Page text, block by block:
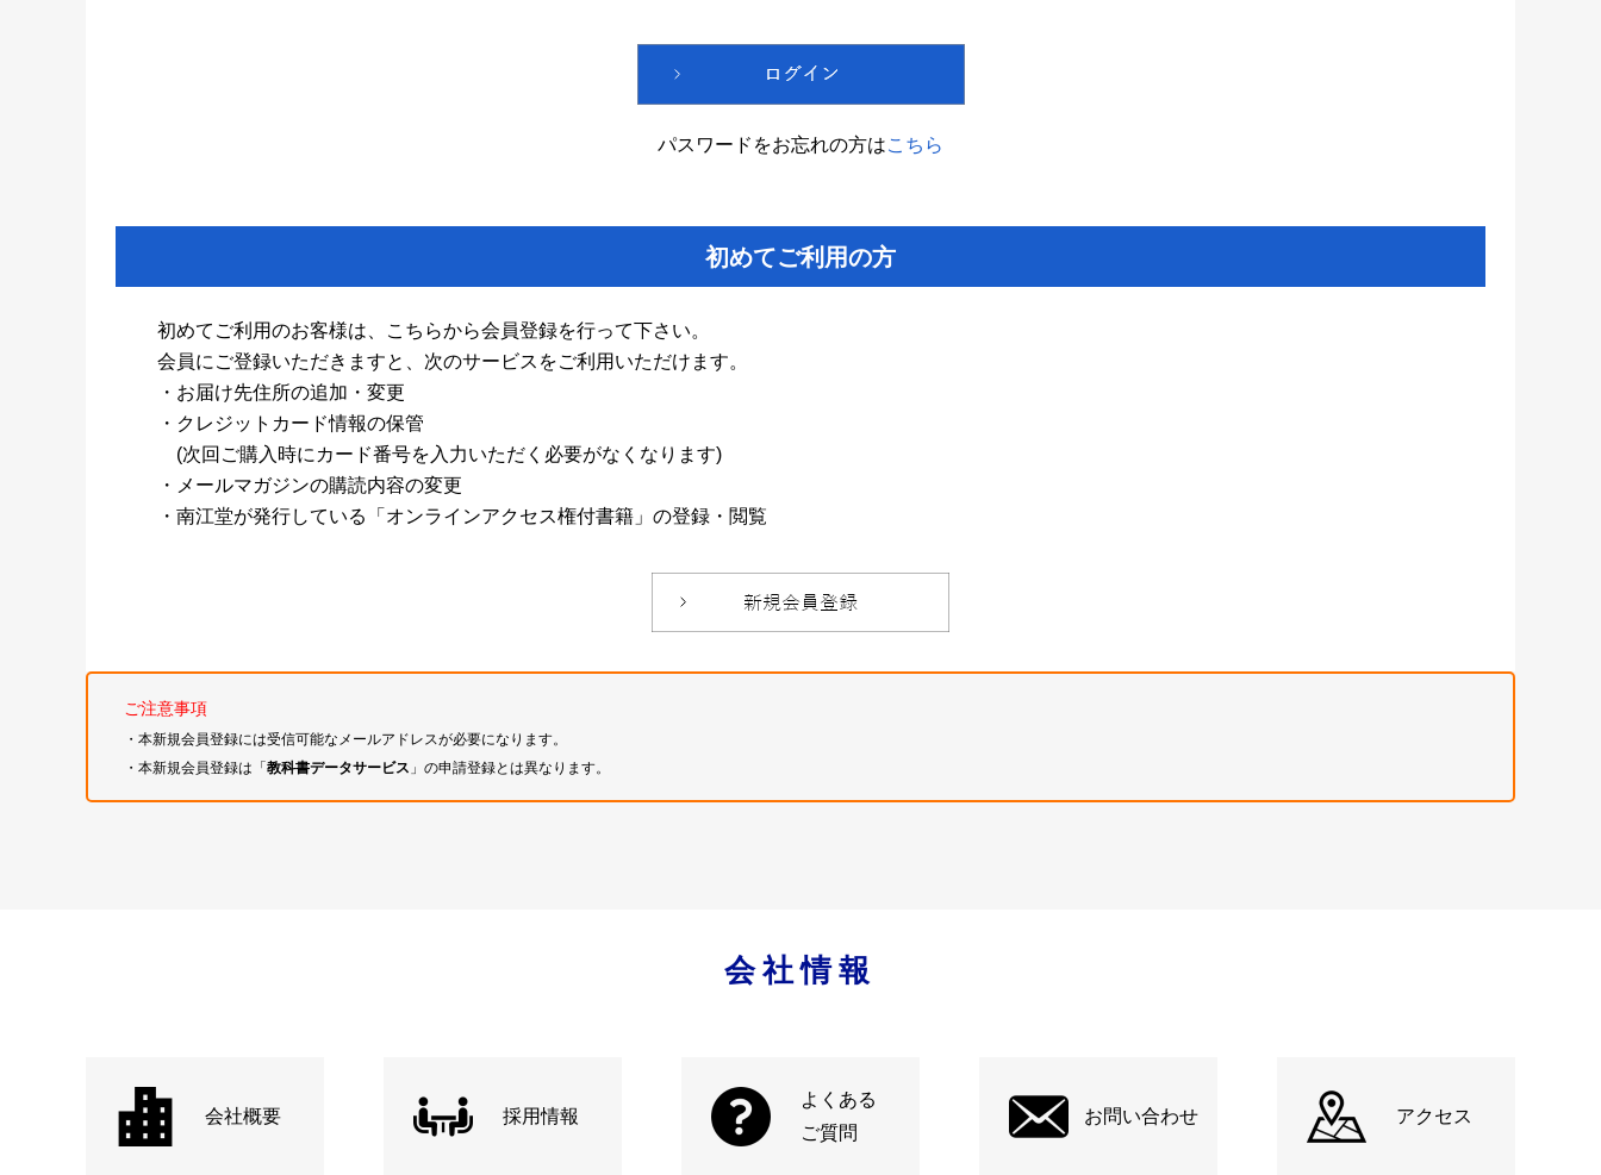
パスワードをお忘れの方はこちら
初めてご利用の方
初めてご利用のお客様は、こちらから会員登録を行って下さい。
会員にご登録いただきますと、次のサービスをご利用いただけます。
・お届け先住所の追加・変更
・クレジットカード情報の保管
(次回ご購入時にカード番号を入力いただく必要がなくなります)
・メールマガジンの購読内容の変更
・南江堂が発行している「オンラインアクセス権付書籍」の登録・閲覧
ご注意事項
・本新規会員登録には受信可能なメールアドレスが必要になります。
・本新規会員登録は「教科書データサービス 」の申請登録とは異なります。
会社情報
会社概要 採用情報
よくある
ご質問
お問い合わせ アクセス